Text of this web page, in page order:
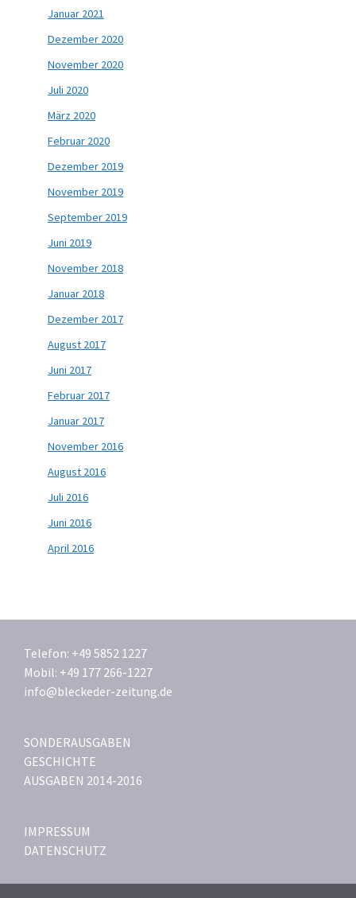
Januar 2021
Dezember 2020
November 2020
Juli 2020
März 2020
Februar 2020
Dezember 2019
November 2019
September 2019
Juni 2019
November 2018
Januar 2018
Dezember 2017
August 2017
Juni 2017
Februar 2017
Januar 2017
November 2016
August 2016
Juli 2016
Juni 2016
April 2016
Telefon: +49 5852 1227
Mobil: +49 177 266-1227
info@bleckeder-zeitung.de
SONDERAUSGABEN
GESCHICHTE
AUSGABEN 2014-2016
IMPRESSUM
DATENSCHUTZ